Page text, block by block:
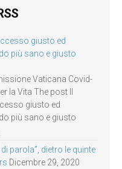
giusto ed
più sano e giusto
Vaticana Covid-
la Vita The post Il
giusto ed
più sano e giusto
parola”, dietro le quinte
Dicembre 29, 2020